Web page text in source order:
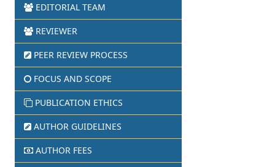
EDITORIAL TEAM
REVIEWER
PEER REVIEW PROCESS
FOCUS AND SCOPE
PUBLICATION ETHICS
AUTHOR GUIDELINES
AUTHOR FEES